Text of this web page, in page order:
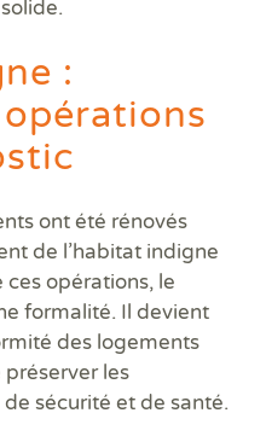
:
ont été rénovés
de l’habitat indigne
opérations, le
formalité. Il devient
des logements
les
sécurité et de santé.